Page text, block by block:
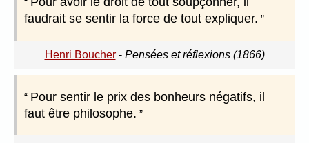
faudrait se sentir la force de tout expliquer.
Henri Boucher- Pensées et réflexions (1866)
Pour sentir le prix des bonheurs négatifs, il
faut être philosophe.